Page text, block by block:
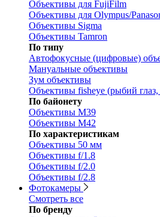
Объективы для FujiFilm
Объективы для Olympus/
Объективы Sigma
Объективы Tamron
По типу
Автофокусные (цифровые)
Мануальные объективы
Зум объективы
Объективы fisheye (рыбий
По байонету
Объективы M39
Объективы M42
По характеристикам
Объективы 50 мм
Объективы f/1.8
Объективы f/2.0
Объективы f/2.8
Фотокамеры
Смотреть все
По бренду